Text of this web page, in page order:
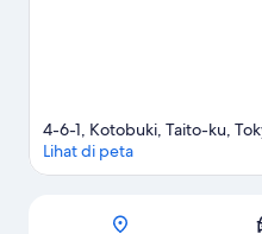
4-6-1, Kotobuki, Taito-ku,
Lihat di peta